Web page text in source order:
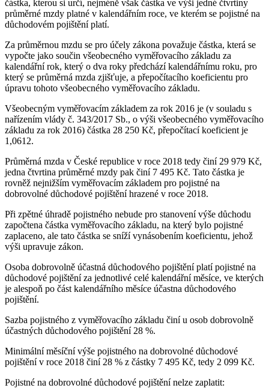
částka, kterou si určí, nejméně však částka ve výši jedné čtvrtiny
průměrné mzdy platné v kalendářním roce, ve kterém se pojistné na
důchodovém pojištění platí.
Za průměrnou mzdu se pro účely zákona považuje částka, která se
vypočte jako součin všeobecného vyměřovacího základu za
kalendářní rok, který o dva roky předchází kalendářnímu roku, pro
který se průměrná mzda zjišťuje, a přepočítacího koeficientu pro
úpravu tohoto všeobecného vyměřovacího základu.
Všeobecným vyměřovacím základem za rok 2016 je (v souladu s
nařízením vlády č. 343/2017 Sb., o výši všeobecného vyměřovacího
základu za rok 2016) částka 28 250 Kč, přepočítací koeficient je
1,0612.
Průměrná mzda v České republice v roce 2018 tedy činí 29 979 Kč,
jedna čtvrtina průměrné mzdy pak činí 7 495 Kč. Tato částka je
rovněž nejnižším vyměřovacím základem pro pojistné na
dobrovolné důchodové pojištění hrazené v roce 2018.
Při zpětné úhradě pojistného nebude pro stanovení výše důchodu
započtena částka vyměřovacího základu, na který bylo pojistné
zaplaceno, ale tato částka se sníží vynásobením koeficientu, jehož
výši upravuje zákon.
Osoba dobrovolně účastná důchodového pojištění platí pojistné na
důchodové pojištění za jednotlivé celé kalendářní měsíce, ve kterých
je alespoň po část kalendářního měsíce účastna důchodového
pojištění.
Sazba pojistného z vyměřovacího základu činí u osob dobrovolně
účastných důchodového pojištění 28 %.
Minimální měsíční výše pojistného na dobrovolné důchodové
pojištění v roce 2018 činí 28 % z částky 7 495 Kč, tedy 2 099 Kč.
Pojistné na dobrovolné důchodové pojištění nelze zaplatit: